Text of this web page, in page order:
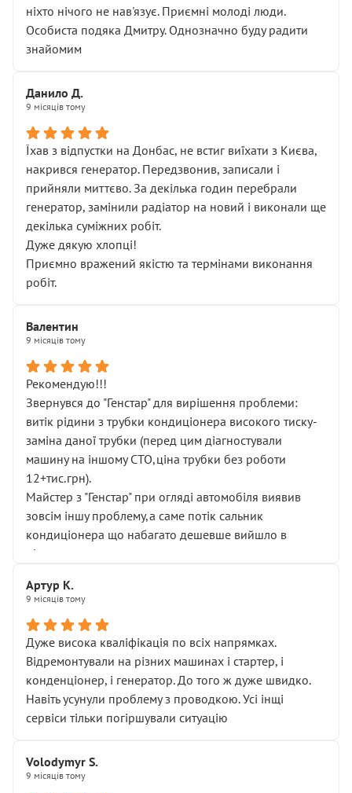
ніхто нічого не нав'язує. Приємні молоді люди.
Особиста подяка Дмитру. Однозначно буду радити
знайомим
Данило Д.
9 місяців тому
Їхав з відпустки на Донбас, не встиг виїхати з Києва,
накрився генератор. Передзвонив, записали і
прийняли миттєво. За декілька годин перебрали
генератор, замінили радіатор на новий і виконали ще
декілька суміжних робіт.
Дуже дякую хлопці!
Приємно вражений якістю та термінами виконання
робіт.
Валентин
9 місяців тому
Рекомендую!!!
Звернувся до "Генстар" для вирішення проблеми:
витік рідини з трубки кондиціонера високого тиску-
заміна даної трубки (перед цим діагностували
машину на іншому СТО,ціна трубки без роботи
12+тис.грн).
Майстер з "Генстар" при огляді автомобіля виявив
зовсім іншу проблему,а саме потік сальник
кондиціонера що набагато дешевше вийшло в
підсумку.
Артур К.
9 місяців тому
Дуже висока кваліфікація по всіх напрямках.
Відремонтували на різних машинах і стартер, і
конденціонер, і генератор. До того ж дуже швидко.
Навіть усунули проблему з проводкою. Усі інщі
сервіси тільки погіршували ситуацію
Volodymyr S.
9 місяців тому